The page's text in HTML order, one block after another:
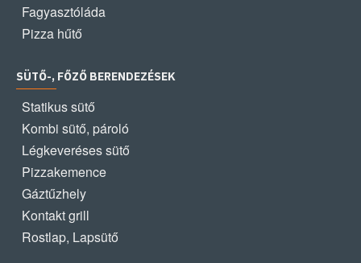
Fagyasztóláda
Pizza hűtő
SÜTŐ-, FŐZŐ BERENDEZÉSEK
Statikus sütő
Kombi sütő, pároló
Légkeveréses sütő
Pizzakemence
Gáztűzhely
Kontakt grill
Rostlap, Lapsütő